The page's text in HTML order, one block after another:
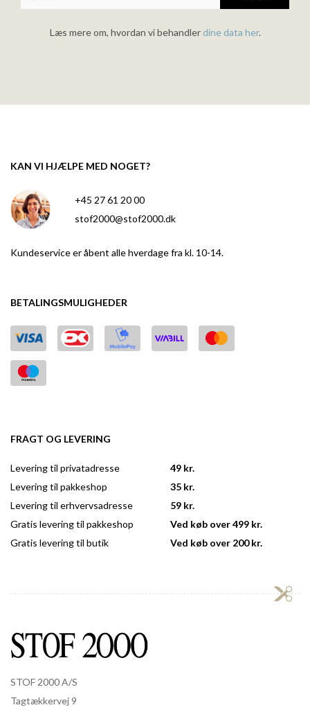
Læs mere om, hvordan vi behandlerdine data her.
KAN VI HJÆLPE MED NOGET?
+45 27 61 20 00
stof2000@stof2000.dk
Kundeservice er åbent alle hverdage fra kl. 10-14.
BETALINGSMULIGHEDER
FRAGT OG LEVERING
Levering til privatadresse
Levering til pakkeshop
Levering til erhvervsadresse
Gratis levering til pakkeshop
Gratis levering til butik
49 kr.
35 kr.
59 kr.
Ved køb over 499 kr.
Ved køb over 200 kr.
STOF 2000 A/S
Tagtækkervej 9